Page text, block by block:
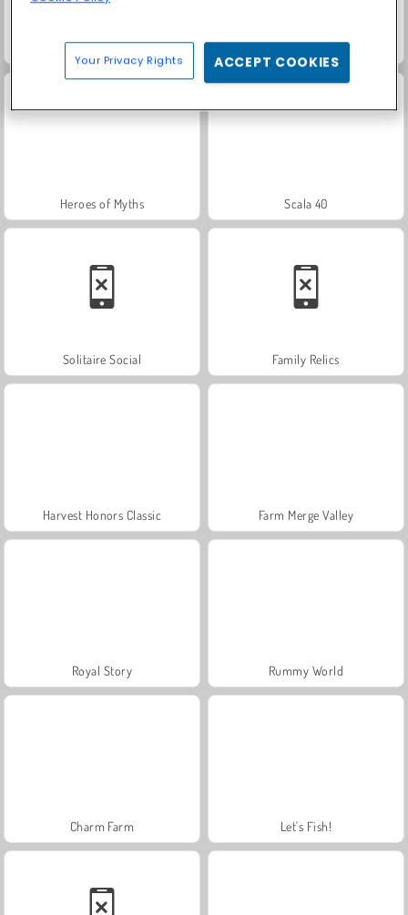
Fashion Princess - Dress Up for Girls Masha and the Bear: Meadows
Heroes of Myths Scala 40
Solitaire Social Family Relics
Harvest Honors Classic Farm Merge Valley
Royal Story Rummy World
Charm Farm Let's Fish!
Your Privacy Rights ACCEPT COOKIES